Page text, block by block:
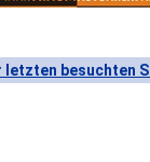
letzten besuchten